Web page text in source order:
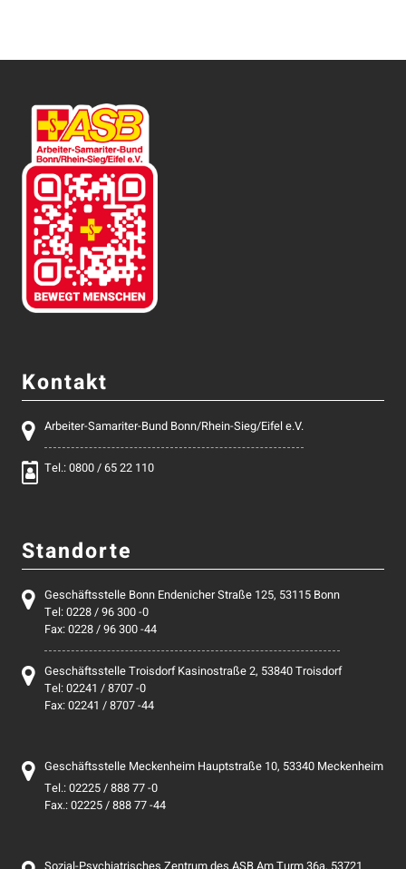
Kontakt
Arbeiter-Samariter-Bund Bonn/Rhein-Sieg/Eifel e.V.
Tel.: 0800 / 65 22 110
Standorte
Geschäftsstelle Bonn Endenicher Straße 125, 53115 Bonn
Tel: 0228 / 96 300 -0
Fax: 0228 / 96 300 -44
Geschäftsstelle Troisdorf Kasinostraße 2, 53840 Troisdorf
Tel: 02241 / 8707 -0
Fax: 02241 / 8707 -44
Geschäftsstelle Meckenheim Hauptstraße 10, 53340 Meckenheim
Tel.: 02225 / 888 77 -0
Fax.: 02225 / 888 77 -44